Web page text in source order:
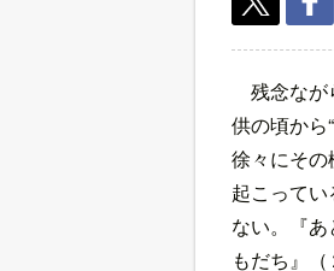
残念なが
供の頃から
徐々にその
起こって
ない。『
もだち』